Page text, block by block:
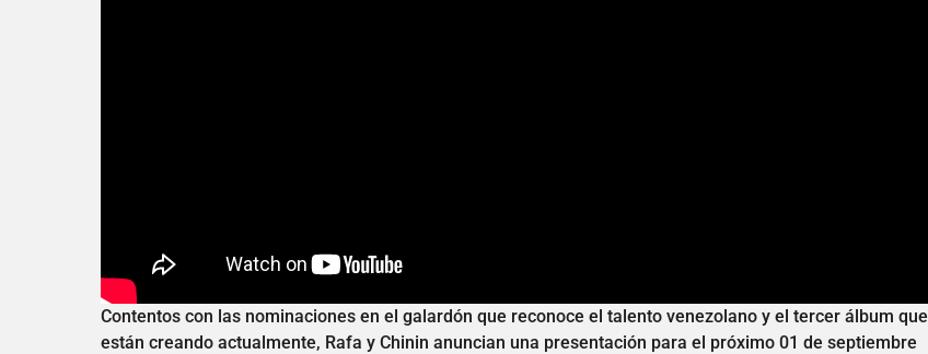
Contentos con las nominaciones en el galardón que reconoce el talento venezolano y el tercer álbum que
están creando actualmente, Rafa y Chinin anuncian una presentación para el próximo 01 de septiembre